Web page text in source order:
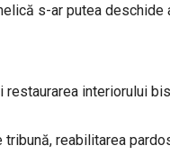
s-ar putea deschide
restaurarea interiorului
reabilitarea